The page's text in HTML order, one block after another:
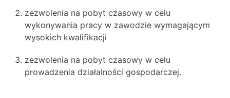
Likwidacje i upadłości spółek
Modelowanie i optymalizacja działalności IT
Przekształcenia spółek
Przygotowywanie umów w obrocie
zezwolenia na pobyt czasowy w celu
wykonywania pracy w zawodzie wymagającym
wysokich kwalifikacji
zezwolenia na pobyt czasowy w celu
prowadzenia działalności gospodarczej.